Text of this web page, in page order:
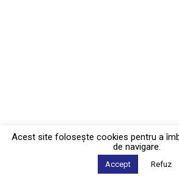
Acest site foloseşte cookies pentru a
de navigare.
Accept Refuz